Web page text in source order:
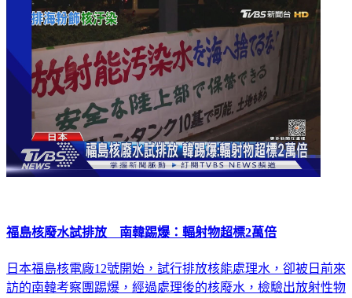
福島核廢水試排放 南韓踢爆：輻射物超標2萬倍
日本福島核電廠12號開始，試行排放核能處理水，卻被日前來
訪的南韓考察團踢爆，經過處理後的核廢水，檢驗出放射性物